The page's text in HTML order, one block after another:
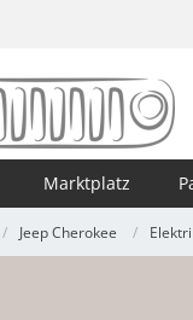
Marktplatz
Jeep Cherokee